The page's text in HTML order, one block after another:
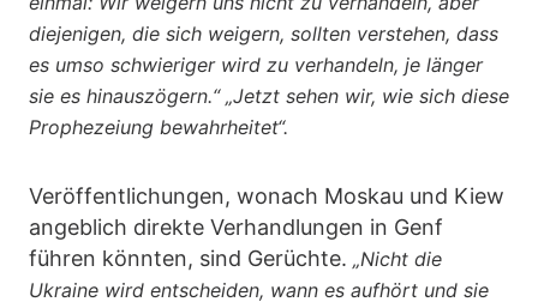
diejenigen, die sich weigern, sollten verstehen, dass
es umso schwieriger wird zu verhandeln, je länger
sie es hinauszögern.“ „Jetzt sehen wir, wie sich diese
Prophezeiung bewahrheitet“.
Veröffentlichungen, wonach Moskau und Kiew
angeblich direkte Verhandlungen in Genf
führen könnten, sind Gerüchte. „Nicht die
Ukraine wird entscheiden, wann es aufhört und sie